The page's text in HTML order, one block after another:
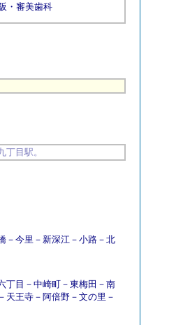
・ 審美歯科
丁目駅。
－ 今里 － 新深江 － 小路 － 北
丁目 － 中崎町 － 東梅田 － 南
－ 天王寺 － 阿倍野 － 文の里 －